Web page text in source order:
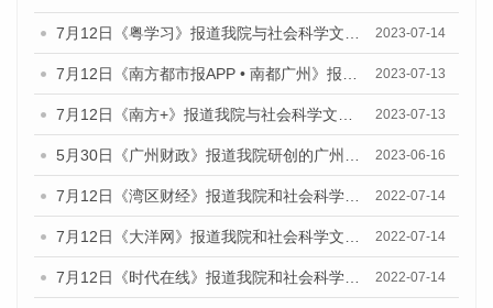
7月12日《粤学习》报道我院与社会科学文献出版社联合发布的《广州蓝皮书：广州经济发展报告（2023）》媒体文章 2023-07-14
7月12日《南方都市报APP • 南都广州》报道我院与社会科学文献出版社联合发布《广州蓝皮书：广州经济发展报告（2023）》的媒体文章 2023-07-13
7月12日《南方+》报道我院与社会科学文献出版社联合发布的《广州蓝皮书：广州经济发展报告（2023）》的媒体文章 2023-07-13
5月30日《广州财政》报道我院研创的广州蓝皮书系列斩获全国第十三届优秀皮书奖3项大奖的媒体文章 2023-06-16
7月12日《湾区财经》报道我院和社会科学文献出版社联合发布的《广州蓝皮书：广州数字经济发展报告（2022）》的媒体文章 2022-07-14
7月12日《大洋网》报道我院和社会科学文献出版社联合发布的《广州蓝皮书：广州数字经济发展报告（2022）》的媒体文章 2022-07-14
7月12日《时代在线》报道我院和社会科学文献出版社联合发布的《广州蓝皮书：广州数字经济发展报告（2022）》的媒体文章 2022-07-14